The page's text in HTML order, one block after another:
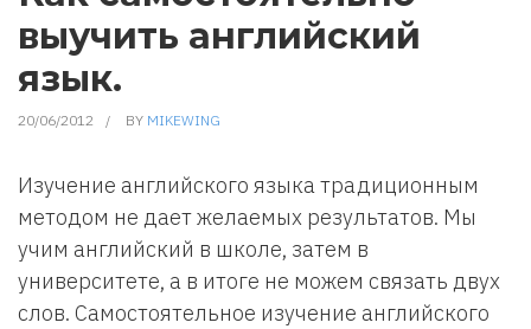
выучить английский
язык.
20/06/2012 BY MIKEWING
Изучение английского языка традиционным
методом не дает желаемых результатов. Мы
учим английский в школе, затем в
университете, а в итоге не можем связать двух
слов. Самостоятельное изучение английского